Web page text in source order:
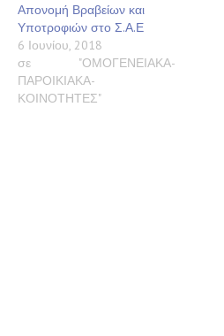
Απονομή Βραβείων και
Υποτροφιών στο Σ.Α.Ε
6 Ιουνίου, 2018
σε "ΟΜΟΓΕΝΕΙΑΚΑ-
ΠΑΡΟΙΚΙΑΚΑ-
ΚΟΙΝΟΤΗΤΕΣ"